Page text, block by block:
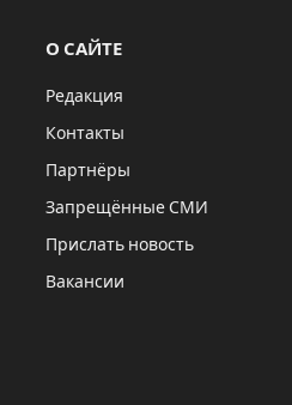
О САЙТЕ
Редакция
Контакты
Партнёры
Запрещённые СМИ
Прислать новость
Вакансии